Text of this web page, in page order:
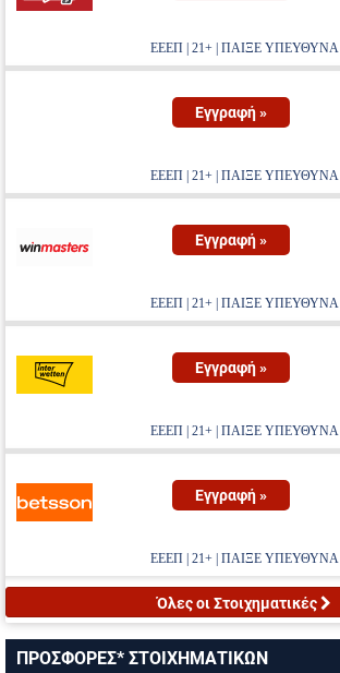
ΕΕΕΠ | 21+ | ΠΑΙΞΕ ΥΠΕΥΘΥΝΑ
Εγγραφή »
ΕΕΕΠ | 21+ | ΠΑΙΞΕ ΥΠΕΥΘΥΝΑ
Εγγραφή »
ΕΕΕΠ | 21+ | ΠΑΙΞΕ ΥΠΕΥΘΥΝΑ
Εγγραφή »
ΕΕΕΠ | 21+ | ΠΑΙΞΕ ΥΠΕΥΘΥΝΑ
Εγγραφή »
ΕΕΕΠ | 21+ | ΠΑΙΞΕ ΥΠΕΥΘΥΝΑ
Όλες οι Στοιχηματικές
ΠΡΟΣΦΟΡΕΣ* ΣΤΟΙΧΗΜΑΤΙΚΩΝ